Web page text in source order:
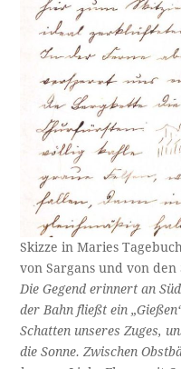
Skizze in Maries
von Sargans und von
Die Gegend erinnert an
der Bahn fließt ein
Schatten unseres Zuges,
die Sonne. Zwischen